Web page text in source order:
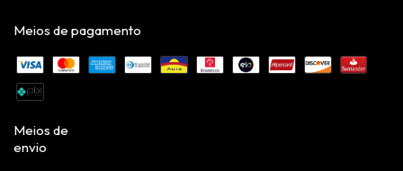
Meios de pagamento
Meios de
envio